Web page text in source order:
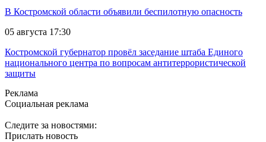
В Костромской области объявили беспилотную опасность
05 августа 17:30
Костромской губернатор провёл заседание штаба Единого
национального центра по вопросам антитеррористической
защиты
Реклама
Социальная реклама
Следите за новостями:
Прислать новость